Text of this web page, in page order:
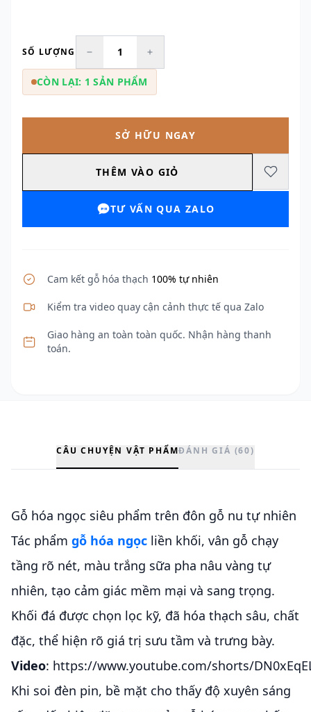
SỐ LƯỢNG
CÒN LẠI: 1 SẢN PHẨM
SỞ HỮU NGAY
THÊM VÀO GIỎ
TƯ VẤN QUA ZALO
Cam kết gỗ hóa thạch 100% tự nhiên
Kiểm tra video quay cận cảnh thực tế qua Zalo
Giao hàng an toàn toàn quốc. Nhận hàng thanh
toán.
CÂU CHUYỆN VẬT PHẨMĐÁNH GIÁ (60)
Gỗ hóa ngọc siêu phẩm trên đôn gỗ nu tự nhiên
Tác phẩm gỗ hóa ngọc liền khối, vân gỗ chạy
tầng rõ nét, màu trắng sữa pha nâu vàng tự
nhiên, tạo cảm giác mềm mại và sang trọng.
Khối đá được chọn lọc kỹ, đã hóa thạch sâu, chất
đặc, thể hiện rõ giá trị sưu tầm và trưng bày.
Video: https://www.youtube.com/shorts/
Khi soi đèn pin, bề mặt cho thấy độ xuyên sáng